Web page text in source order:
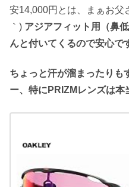
安14,000円とは、まぁお父
｀) アジアフィット用（鼻
んと付いてくるので安心で
ちょっと汗が溜まったりも
ー、特にPRIZMレンズは